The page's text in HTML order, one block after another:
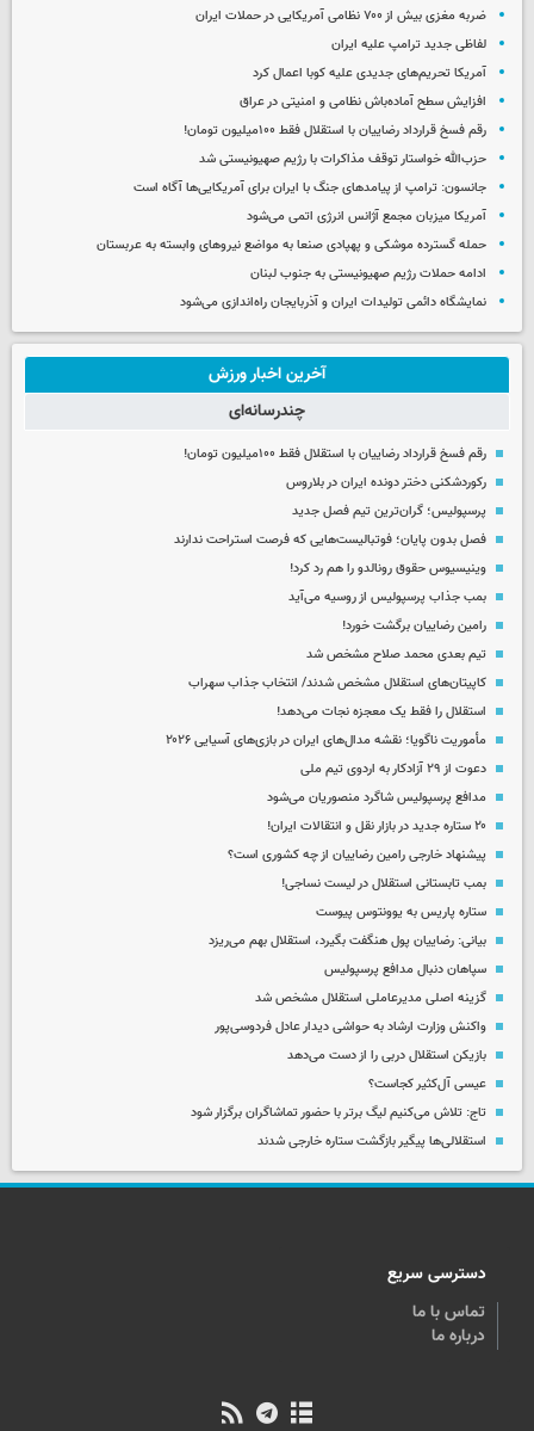
ضربه مغزی بیش از ۷۰۰ نظامی آمریکایی در حملات ایران
لفاظی جدید ترامپ علیه ایران
آمریکا تحریم‌های جدیدی علیه کوبا اعمال کرد
افزایش سطح آماده‌باش نظامی و امنیتی در عراق
رقم فسخ قرارداد رضاییان با استقلال فقط ۱۰۰میلیون تومان!
حزب‌الله خواستار توقف مذاکرات با رژیم صهیونیستی شد
جانسون: ترامپ از پیامدهای جنگ با ایران برای آمریکایی‌ها آگاه است
آمریکا میزبان مجمع آژانس انرژی اتمی می‌شود
حمله گسترده موشکی و پهپادی صنعا به مواضع نیروهای وابسته به عربستان
ادامه حملات رژیم صهیونیستی به جنوب لبنان
نمایشگاه دائمی تولیدات ایران و آذربایجان راه‌اندازی می‌شود
آخرین اخبار ورزش
چندرسانه‌ای
رقم فسخ قرارداد رضاییان با استقلال فقط ۱۰۰میلیون تومان!
رکوردشکنی دختر دونده ایران در بلاروس
پرسپولیس؛ گران‌ترین تیم فصل جدید
فصل بدون پایان؛ فوتبالیست‌هایی که فرصت استراحت ندارند
وینیسیوس حقوق رونالدو را هم رد کرد!
بمب جذاب پرسپولیس از روسیه می‌آید
رامین رضاییان برگشت خورد!
تیم بعدی محمد صلاح مشخص شد
کاپیتان‌های استقلال مشخص شدند/ انتخاب جذاب سهراب
استقلال را فقط یک معجزه نجات می‌دهد!
مأموریت ناگویا؛ نقشه مدال‌های ایران در بازی‌های آسیایی ۲۰۲۶
دعوت از ۲۹ آزادکار به اردوی تیم ملی
مدافع پرسپولیس شاگرد منصوریان می‌شود
۲۰ ستاره جدید در بازار نقل و انتقالات ایران!
پیشنهاد خارجی رامین رضاییان از چه کشوری است؟
بمب تابستانی استقلال در لیست نساجی!
ستاره پاریس به یوونتوس پیوست
بیانی: رضاییان پول هنگفت بگیرد، استقلال بهم می‌ریزد
سپاهان دنبال مدافع پرسپولیس
گزینه اصلی مدیرعاملی استقلال مشخص شد
واکنش وزارت ارشاد به حواشی دیدار عادل فردوسی‌پور
بازیکن استقلال دربی را از دست می‌دهد
عیسی آل‌کثیر کجاست؟
تاج: تلاش می‌کنیم لیگ برتر با حضور تماشاگران برگزار شود
استقلالی‌ها پیگیر بازگشت ستاره خارجی شدند
دسترسی سریع
تماس با ما
درباره ما